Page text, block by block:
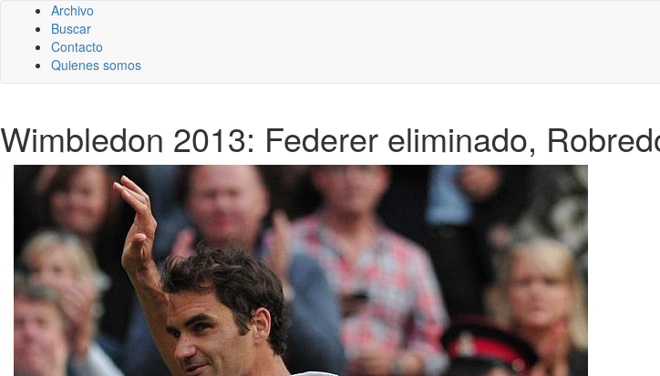
Archivo
Buscar
Contacto
Quienes somos
Wimbledon 2013: Federer eliminado,